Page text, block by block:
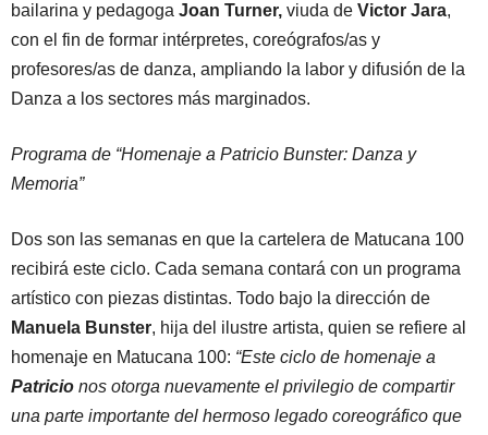
bailarina y pedagoga Joan Turner, viuda de Victor Jara,
con el fin de formar intérpretes, coreógrafos/as y
profesores/as de danza, ampliando la labor y difusión de la
Danza a los sectores más marginados.
Programa de “Homenaje a Patricio Bunster: Danza y
Memoria”
Dos son las semanas en que la cartelera de Matucana 100
recibirá este ciclo. Cada semana contará con un programa
artístico con piezas distintas. Todo bajo la dirección de
Manuela Bunster, hija del ilustre artista, quien se refiere al
homenaje en Matucana 100: “Este ciclo de homenaje a
Patricio nos otorga nuevamente el privilegio de compartir
una parte importante del hermoso legado coreográfico que